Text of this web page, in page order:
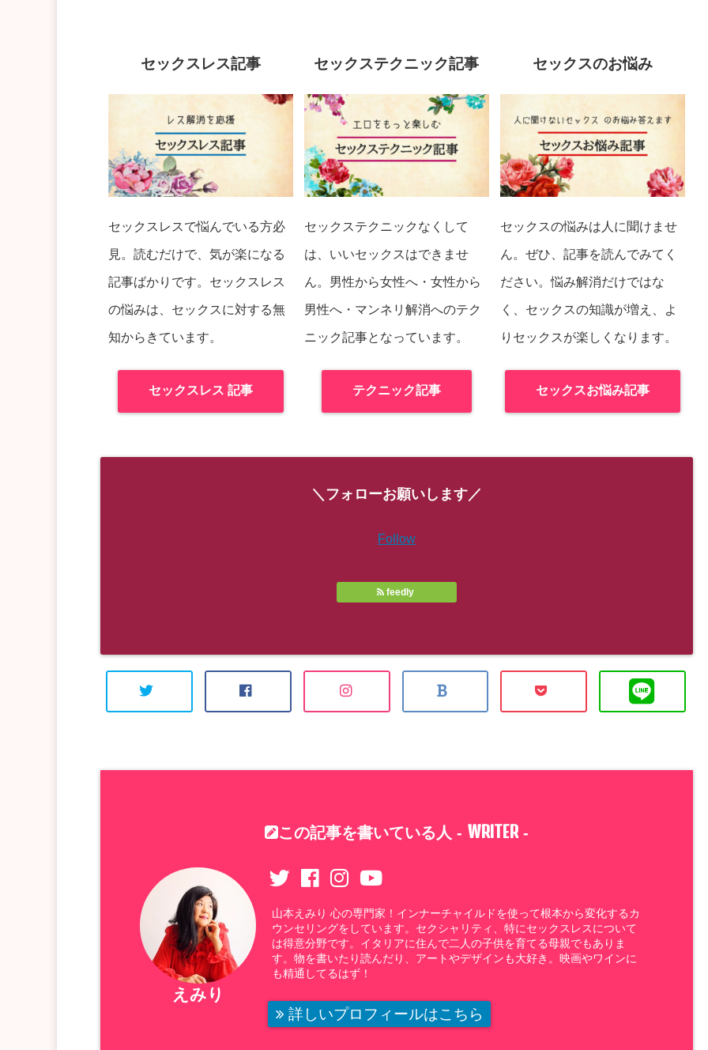
セックスレス記事
セックスレスで悩んでいる方必
見。読むだけで、気が楽になる
記事ばかりです。セックスレス
の悩みは、セックスに対する無
知からきています。
セックスレス 記事
セックステクニック記事
セックステクニックなくして
は、いいセックスはできませ
ん。男性から女性へ・女性から
男性へ・マンネリ解消へのテク
ニック記事となっています。
テクニック記事
セックスのお悩み
セックスの悩みは人に聞けませ
ん。ぜひ、記事を読んでみてく
ださい。悩み解消だけではな
く、セックスの知識が増え、よ
りセックスが楽しくなります。
セックスお悩み記事
＼フォローお願いします／
Follow
feedly
この記事を書いている人 - WRITER-
えみり
山本えみり 心の専門家！インナーチャイルドを使って根本から変化するカ
ウンセリングをしています。セクシャリティ、特にセックスレスについて
は得意分野です。イタリアに住んで二人の子供を育てる母親でもありま
す。物を書いたり読んだり、アートやデザインも大好き。映画やワインに
も精通してるはず！
詳しいプロフィールはこちら